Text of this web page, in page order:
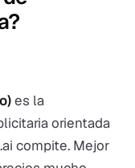
es la
orientada
compite. Mejor